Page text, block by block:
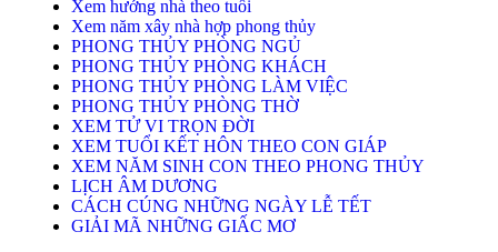
Xem hướng nhà theo tuổi
Xem năm xây nhà hợp phong thủy
PHONG THỦY PHÒNG NGỦ
PHONG THỦY PHÒNG KHÁCH
PHONG THỦY PHÒNG LÀM VIỆC
PHONG THỦY PHÒNG THỜ
XEM TỬ VI TRỌN ĐỜI
XEM TUỔI KẾT HÔN THEO CON GIÁP
XEM NĂM SINH CON THEO PHONG THỦY
LỊCH ÂM DƯƠNG
CÁCH CÚNG NHỮNG NGÀY LỄ TẾT
GIẢI MÃ NHỮNG GIẤC MƠ